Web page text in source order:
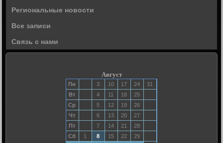
Региональные новости
Все записи
Связь с нами
Август
Пн 3 10 17 24
31
Вт
4 11 18
25
Ср
5 12 19
26
Чт
6 13 20
27
Пт
7 14 21
28
Сб
1 8 15 22
29